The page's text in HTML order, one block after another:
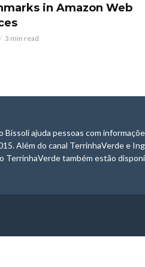
in Amazon Web
3 min read
Bissoli ajuda pessoas com
Além do canal TerrinhaVerde e
TerrinhaVerde também estão